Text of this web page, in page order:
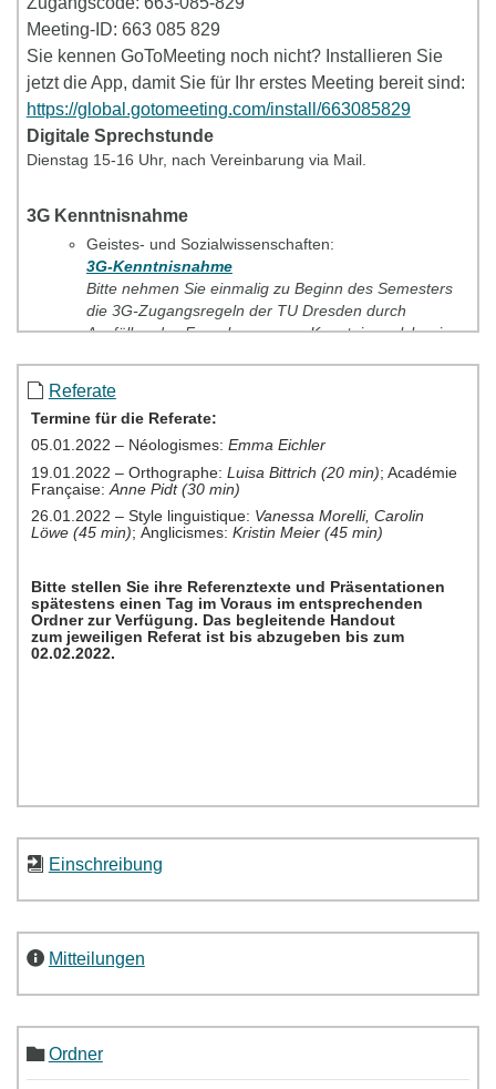
Meeting-ID: 663 085 829
Sie kennen GoToMeeting noch nicht? Installieren Sie
jetzt die App, damit Sie für Ihr erstes Meeting bereit sind:
https://global.gotomeeting.com/install/663085829
Digitale Sprechstunde
Dienstag 15-16 Uhr, nach Vereinbarung via Mail.
3G Kenntnisnahme
Geistes- und Sozialwissenschaften:
3G-Kenntnisnahme
Bitte nehmen Sie einmalig zu Beginn des Semesters
die 3G-Zugangsregeln der TU Dresden durch
Ausfüllen des Fragebogens zur Kenntnis, welcher im
des Bereichs Geistes- und Sozialwissenschaften über
den Button "Erklärung abgeben" geöffnet wird.
Lehramt:
3G-Kenntnisnahme
Bitte nehmen Sie einmalig zu Beginn des Semesters
die 3G-Zugangsregeln der TU Dresden durch
Ausfüllen des Fragebogens zur Kenntnis, welcher im
https://bildungsportal.sachsen.de/opal/auth/
für das Lehramt über den Button "Erklärung abgeben"
geöffnet wird.
Tutorium zum wissenschaftlichen Arbeiten
Studierenden einen ersten Einblick in die Thematik und
Kriterien es bei der Anfertigung einer wissenschaftlichen
Hausarbeit / eines wissenschaftlichen Referats zu beachten
gilt. Weitere Informationen finden Sie in der PDF unter
Referate
Einschreibung
Mitteilungen
Ordner